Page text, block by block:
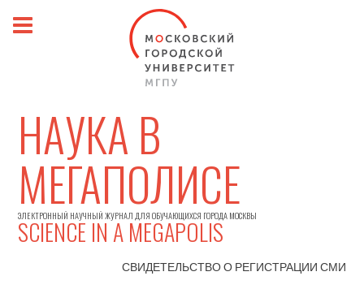
НАУКА В
МЕГАПОЛИСЕ
ЭЛЕКТРОННЫЙ НАУЧНЫЙ ЖУРНАЛ ДЛЯ ОБУЧАЮЩИХСЯ ГОРОДА МОСКВЫ
SCIENCE IN A MEGAPOLIS
СВИДЕТЕЛЬСТВО О РЕГИСТРАЦИИСМИ